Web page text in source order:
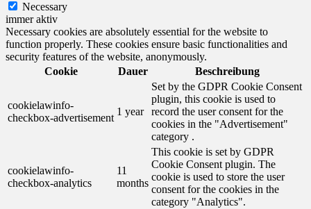
Necessary
immer aktiv
Necessary cookies are absolutely essential for the website to
function properly. These cookies ensure basic functionalities and
security features of the website, anonymously.
Cookie
Dauer Beschreibung
cookielawinfo-
checkbox-advertisement
1 year
Set by the GDPR Cookie Consent
plugin, this cookie is used to
record the user consent for the
cookies in the "Advertisement"
category .
cookielawinfo-
checkbox-analytics
11
months
This cookie is set by GDPR
Cookie Consent plugin. The
cookie is used to store the user
consent for the cookies in the
category "Analytics".